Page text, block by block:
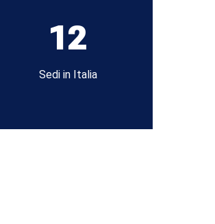
12
Sedi in Italia